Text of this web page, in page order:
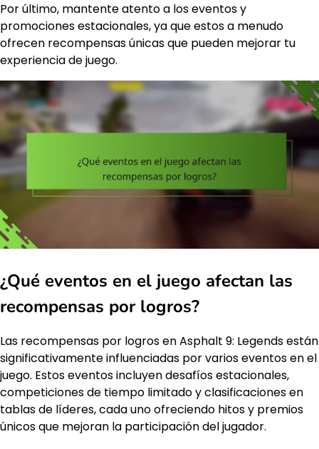
Por último, mantente atento a los eventos y
promociones estacionales, ya que estos a menudo
ofrecen recompensas únicas que pueden mejorar tu
experiencia de juego.
¿Qué eventos en el juego afectan las
recompensas por logros?
Las recompensas por logros en Asphalt 9: Legends están
significativamente influenciadas por varios eventos en el
juego. Estos eventos incluyen desafíos estacionales,
competiciones de tiempo limitado y clasificaciones en
tablas de líderes, cada uno ofreciendo hitos y premios
únicos que mejoran la participación del jugador.